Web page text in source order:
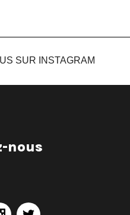
SUR INSTAGRAM
nous